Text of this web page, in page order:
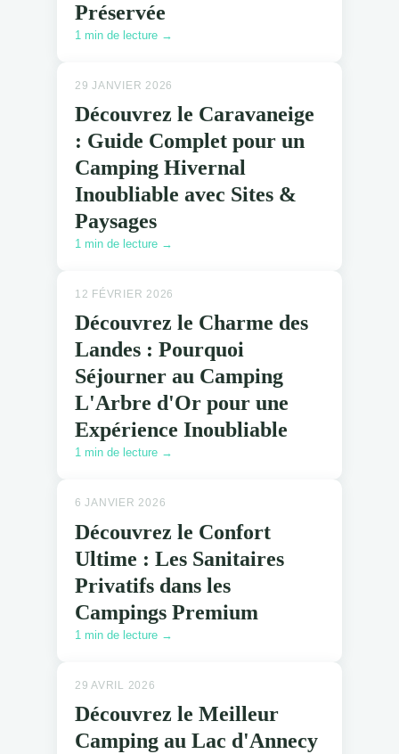
Préservée
1 min de lecture →
29 JANVIER 2026
Découvrez le Caravaneige
: Guide Complet pour un
Camping Hivernal
Inoubliable avec Sites &
Paysages
1 min de lecture →
12 FÉVRIER 2026
Découvrez le Charme des
Landes : Pourquoi
Séjourner au Camping
L'Arbre d'Or pour une
Expérience Inoubliable
1 min de lecture →
6 JANVIER 2026
Découvrez le Confort
Ultime : Les Sanitaires
Privatifs dans les
Campings Premium
1 min de lecture →
29 AVRIL 2026
Découvrez le Meilleur
Camping au Lac d'Annecy